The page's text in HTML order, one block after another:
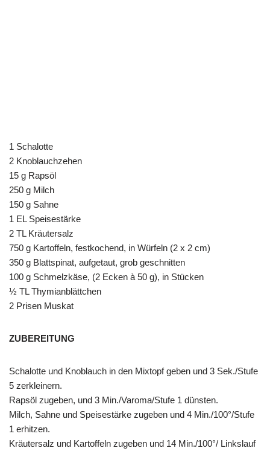
1 Schalotte
2 Knoblauchzehen
15 g Rapsöl
250 g Milch
150 g Sahne
1 EL Speisestärke
2 TL Kräutersalz
750 g Kartoffeln, festkochend, in Würfeln (2 x 2 cm)
350 g Blattspinat, aufgetaut, grob geschnitten
100 g Schmelzkäse, (2 Ecken à 50 g), in Stücken
½ TL Thymianblättchen
2 Prisen Muskat
ZUBEREITUNG
Schalotte und Knoblauch in den Mixtopf geben und 3 Sek./Stufe
5 zerkleinern.
Rapsöl zugeben, und 3 Min./Varoma/Stufe 1 dünsten.
Milch, Sahne und Speisestärke zugeben und 4 Min./100°/Stufe
1 erhitzen.
Kräutersalz und Kartoffeln zugeben und 14 Min./100°/ Linkslauf